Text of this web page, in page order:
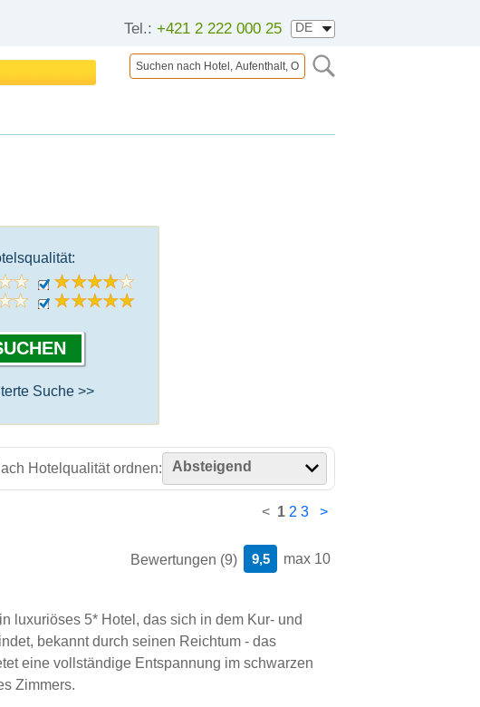
Tel.: +421 2 222 000 25
Suche >>
Hotelqualität ordnen: Absteigend
< 1 2 3 >
Bewertungen (9) max 10
9,5
luxuriöses 5* Hotel, das sich in dem Kur- und
bekannt durch seinen Reichtum - das
eine vollständige Entspannung im schwarzen
Zimmers.